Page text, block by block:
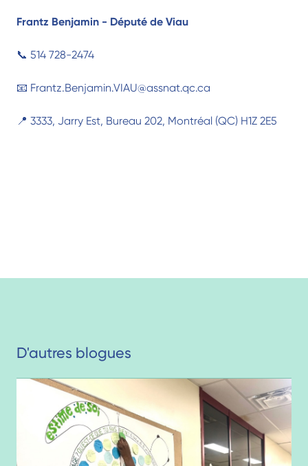
Frantz Benjamin - Député de Viau
📞 514 728-2474
📧 Frantz.Benjamin.VIAU@assnat.qc.ca
📍 3333, Jarry Est, Bureau 202, Montréal (QC) H1Z 2E5
D'autres blogues